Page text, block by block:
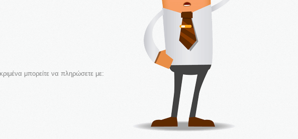
μπορείτε να πληρώσετε με: